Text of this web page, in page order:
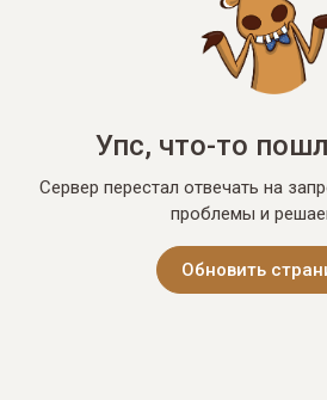
Упс, что-то
Сервер перестал отвечать на
проблемы и
Обновить